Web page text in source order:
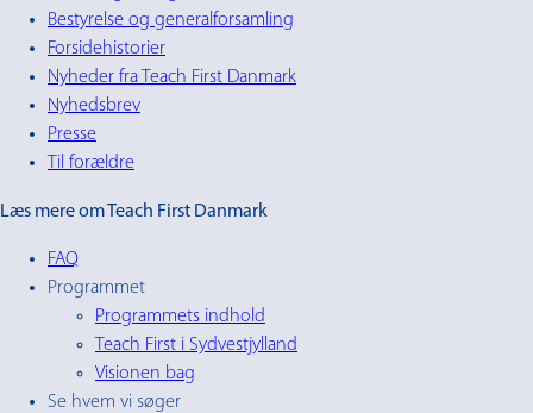
Bestyrelse og generalforsamling
Forsidehistorier
Nyheder fra Teach First Danmark
Nyhedsbrev
Presse
Til forældre
Læs mere om Teach First Danmark
FAQ
Programmet
Programmets indhold
Teach First i Sydvestjylland
Visionen bag
Se hvem vi søger